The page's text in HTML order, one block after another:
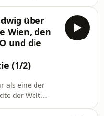
Karn
um die
Stadt, von der
über
zur
über
Sicherheit,
knapper
über
Wien, den
und die
(1/2)
als eine der
der Welt.